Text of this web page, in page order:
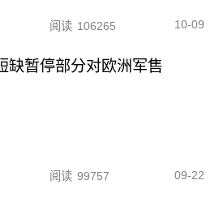
阅读 106265 10-09
缺暂停部分对欧洲军售
阅读 99757 09-22